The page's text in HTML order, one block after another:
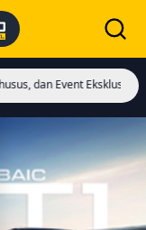
Eksklusif! Cristiano